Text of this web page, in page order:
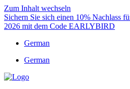
Zum Inhalt wechseln
Sichern Sie sich einen 10% Nachlass
2026 mit dem Code EARLYBIRD
German
German